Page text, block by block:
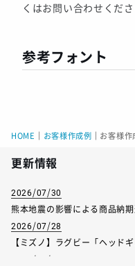
くはお問い合わせくださ
参考フォント
HOME お客様作成例 お客様作
更新情報
2026/07/30
熊本地震の影響による商品納
2026/07/28
【ミズノ】ラグビー「ヘッド